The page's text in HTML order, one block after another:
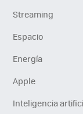
Streaming
Espacio
Energía
Apple
Inteligencia